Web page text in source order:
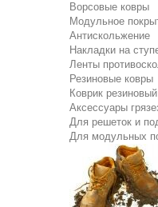
Ворсовые ковры
Модульное
Антискольжение
Накладки на
Ленты
Резиновые ковры
Коврик
Аксессуары
Для решеток и
Для модульных